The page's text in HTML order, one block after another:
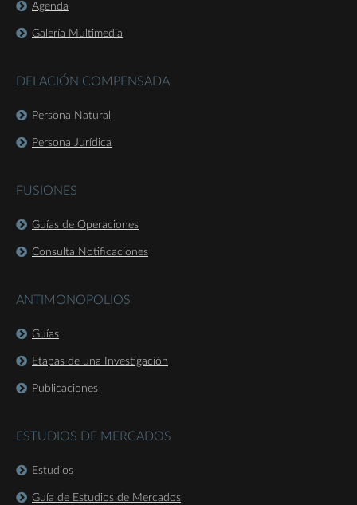
Agenda
Galería Multimedia
DELACIÓN COMPENSADA
Persona Natural
Persona Jurídica
FUSIONES
Guías de Operaciones
Consulta Notificaciones
ANTIMONOPOLIOS
Guías
Etapas de una Investigación
Publicaciones
ESTUDIOS DE MERCADOS
Estudios
Guía de Estudios de Mercados